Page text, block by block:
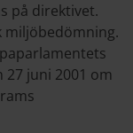
på direktivet.
miljöbedömning.
27 juni 2001 om